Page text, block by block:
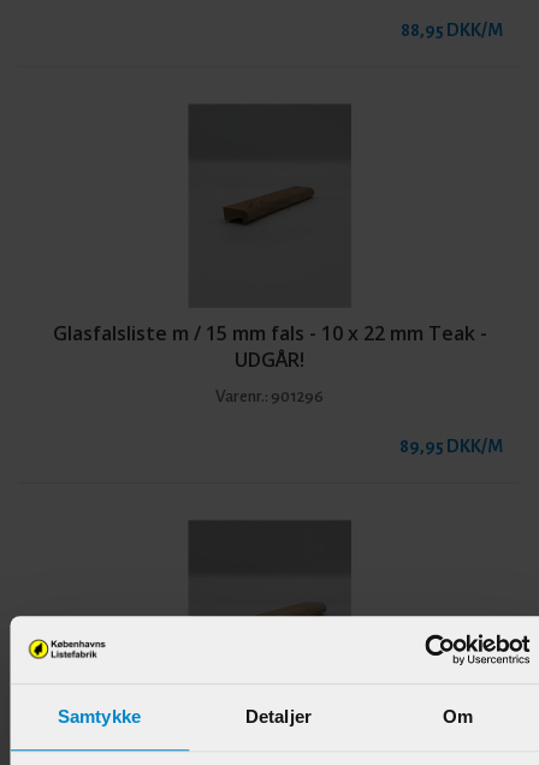
Samtykke Detaljer Om
88,95 DKK/M
Glasfalsliste m / 15 mm fals - 10 x 22 mm Teak -
UDGÅR!
Varenr.: 901296
89,95 DKK/M
Glasfalsliste m / 15 mm fals - 10 x 22 mm Eg